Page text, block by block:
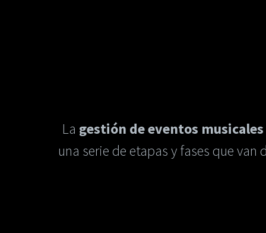
La gestión de eventos musicales
una serie de etapas y fases que